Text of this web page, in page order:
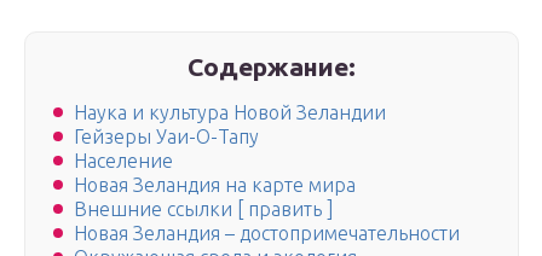
Содержание:
Наука и культура Новой Зеландии
Гейзеры Уаи-О-Тапу
Население
Новая Зеландия на карте мира
Внешние ссылки [ править ]
Новая Зеландия – достопримечательности